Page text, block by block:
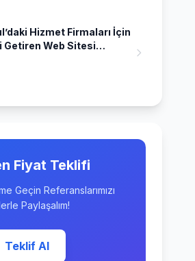
Hizmet Firmaları İçin
Getiren Web Sitesi
Fiyat Teklifi
Geçin Referanslarımızı
Paylaşalım!
Teklif Al